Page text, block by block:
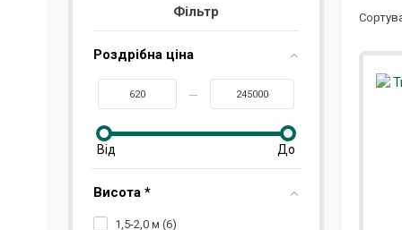
Фільтр
Роздрібна ціна
Висота *
1,5-2,0 м (6)